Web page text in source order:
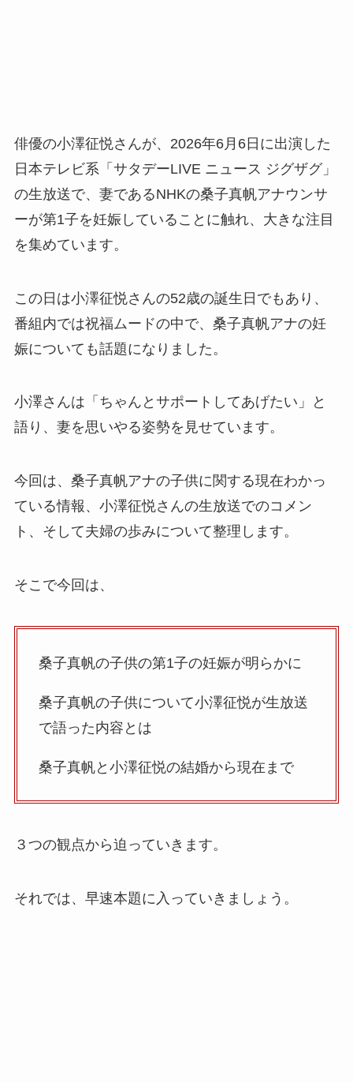
俳優の小澤征悦さんが、2026年6月6日に出演した
日本テレビ系「サタデーLIVE ニュース ジグザグ」
の生放送で、妻であるNHKの桑子真帆アナウンサ
ーが第1子を妊娠していることに触れ、大きな注目
を集めています。
この日は小澤征悦さんの52歳の誕生日でもあり、
番組内では祝福ムードの中で、桑子真帆アナの妊
娠についても話題になりました。
小澤さんは「ちゃんとサポートしてあげたい」と
語り、妻を思いやる姿勢を見せています。
今回は、桑子真帆アナの子供に関する現在わかっ
ている情報、小澤征悦さんの生放送でのコメン
ト、そして夫婦の歩みについて整理します。
そこで今回は、
桑子真帆の子供の第1子の妊娠が明らかに
桑子真帆の子供について小澤征悦が生放送
で語った内容とは
桑子真帆と小澤征悦の結婚から現在まで
３つの観点から迫っていきます。
それでは、早速本題に入っていきましょう。